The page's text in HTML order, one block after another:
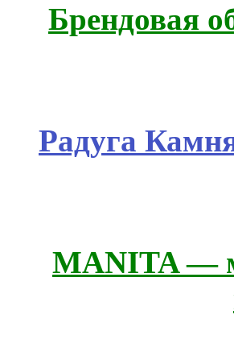
Брендовая
Радуга
MANITA —